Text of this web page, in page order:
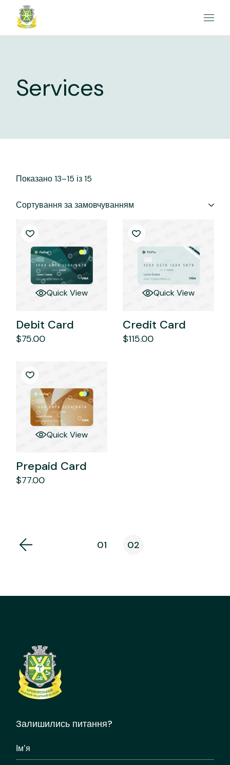
Перейти
вмісту
Services
Показано 13–15 із 15
Сортування за замовчуванням
Quick View
Debit Card
$75.00
Quick View
Credit Card
$115.00
Quick View
Prepaid Card
$77.00
01 02
Залишились питання?